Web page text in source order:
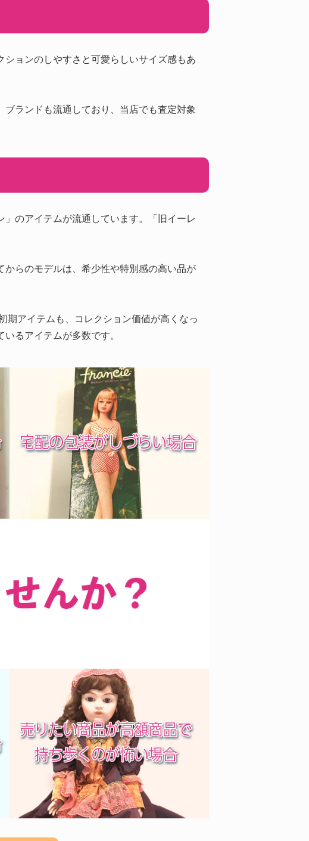
ョンのしやすさと可愛らしいサイズ感もあ
ランドも流通しており、当店でも査定対象
」のアイテムが流通しています。「旧イーレ
らのモデルは、希少性や特別感の高い品が
期アイテムも、コレクション価値が高くなっ
るアイテムが多数です。